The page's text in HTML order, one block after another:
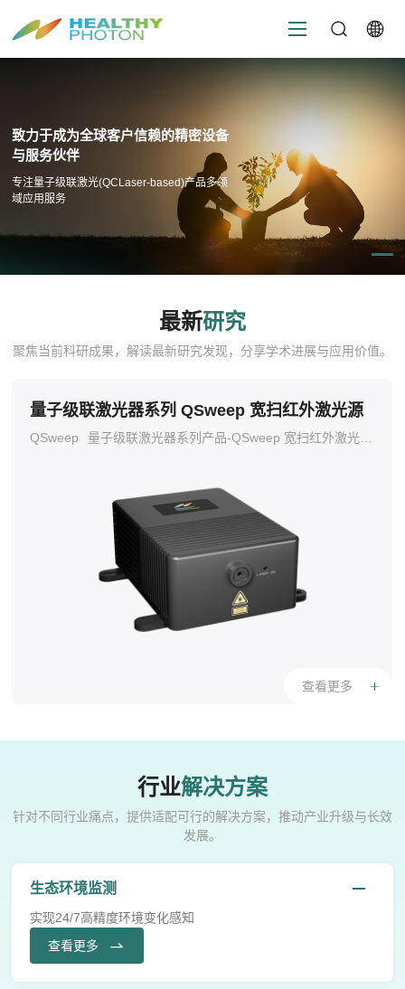
致力于成为全球客户信赖的精密设备
与服务伙伴
专注量子级联激光(QCLaser-based)产品多领
域应用服务
最新研究
聚焦当前科研成果，解读最新研究发现，分享学术进展与应用价值。
量子级联激光器系列 QSweep 宽扫红外激光源
QSweep 量子级联激光器系列产品-QSweep 宽扫红外激光源是一种可调谐脉冲外腔量子级联激光器。本产品配有多个波长可调谐的中红外激光器，能够实现远程、非接触、高效的中远红外波段光谱输出。特别的外观设计，具备无需外部冷却即可在室温下运行的能力。
查看更多
行业解决方案
针对不同行业痛点，提供适配可行的解决方案，推动产业升级与长效
发展。
生态环境监测
实现24/7高精度环境变化感知
查看更多